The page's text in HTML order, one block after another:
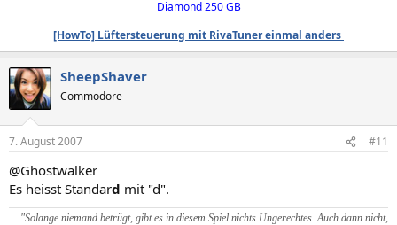
Diamond 250 GB
[HowTo] Lüftersteuerung mit RivaTuner einmal anders
SheepShaver
Commodore
7. August 2007 #11
@Ghostwalker
Es heisst Standard mit "d".
"Solange niemand betrügt, gibt es in diesem Spiel nichts Ungerechtes. Auch dann nicht,